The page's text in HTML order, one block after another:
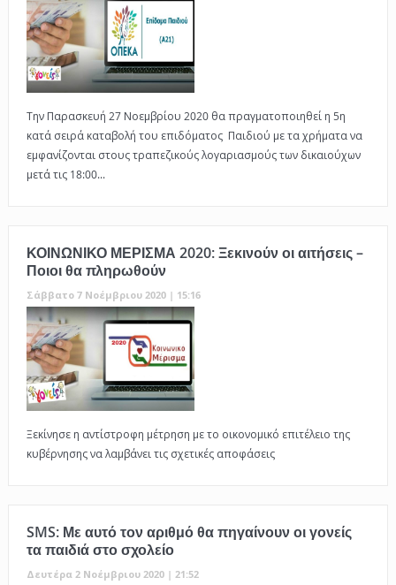
Την Παρασκευή 27 Νοεμβρίου 2020 θα πραγματοποιηθεί η 5η
κατά σειρά καταβολή του επιδόματος Παιδιού με τα χρήματα να
εμφανίζονται στους τραπεζικούς λογαριασμούς των δικαιούχων
μετά τις 18:00...
ΚΟΙΝΩΝΙΚΟ ΜΕΡΙΣΜΑ 2020: Ξεκινούν οι αιτήσεις –
Ποιοι θα πληρωθούν
Σάββατο 7 Νοέμβριου 2020 | 15:16
Ξεκίνησε η αντίστροφη μέτρηση με το οικονομικό επιτέλειο της
κυβέρνησης να λαμβάνει τις σχετικές αποφάσεις
SMS: Με αυτό τον αριθμό θα πηγαίνουν οι γονείς
τα παιδιά στο σχολείο
Δευτέρα 2 Νοέμβριου 2020 | 21:52